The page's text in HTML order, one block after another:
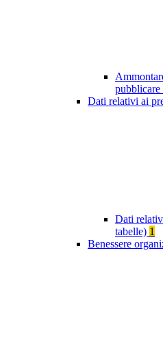
Dati relativi ai
Dati
tabelle) 1
Benessere